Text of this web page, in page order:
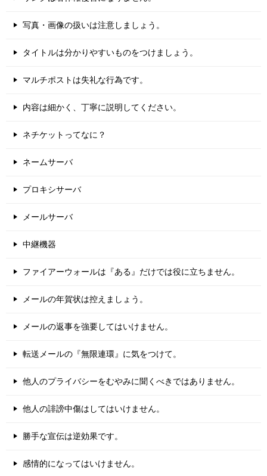
写真・画像の扱いは注意しましょう。
タイトルは分かりやすいものをつけましょう。
マルチポストは失礼な行為です。
内容は細かく、丁寧に説明してください。
ネチケットってなに？
ネームサーバ
プロキシサーバ
メールサーバ
中継機器
ファイアーウォールは『ある』だけでは役に立ちません。
メールの年賀状は控えましょう。
メールの返事を強要してはいけません。
転送メールの『無限連環』に気をつけて。
他人のプライバシーをむやみに聞くべきではありません。
他人の誹謗中傷はしてはいけません。
勝手な宣伝は逆効果です。
感情的になってはいけません。